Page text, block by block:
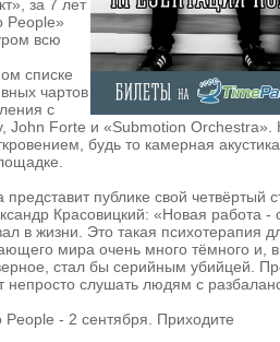
за 7 лет
People»
всю
списке
чартов
с
John Forte и «Submotion Orchestra».
будь то камерная
представит публике свой четвёртый
Красовицкий: «Новая работа -
в жизни. Это такая психотерапия
мира очень много тёмного и,
стал бы серийным убийцей.
непросто слушать людям с
- 2 сентября. Приходите